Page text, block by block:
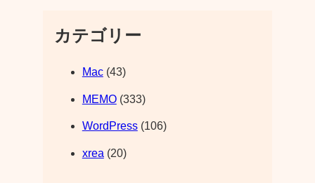
カテゴリー
Mac(43)
MEMO(333)
WordPress(106)
xrea (20)